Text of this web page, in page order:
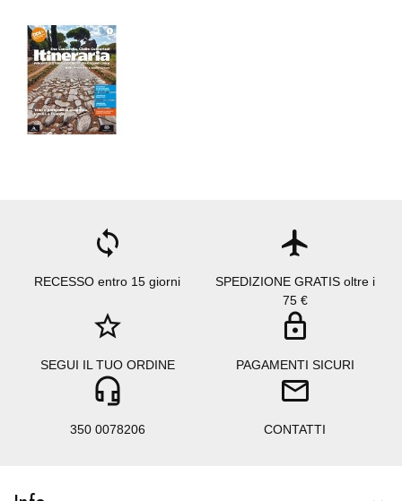
loop
RECESSO entro 15 giorni
flight
SPEDIZIONE GRATIS oltre i
75 €
star_border
SEGUI IL TUO ORDINE
lock
PAGAMENTI SICURI
headset_mic
350 0078206
mail
CONTATTI